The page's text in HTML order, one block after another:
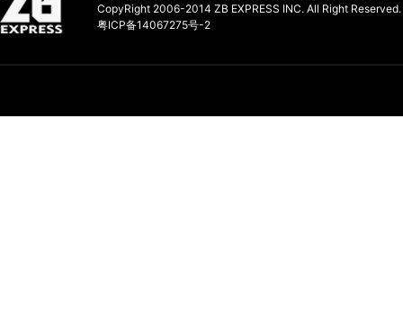
CopyRight 2006-2014 ZB EXPRESS INC. All Right Reserved.
粤ICP备14067275号-2